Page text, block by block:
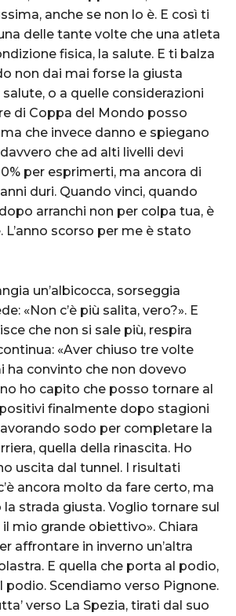
anche se non lo è. E così ti
delle tante volte che una atleta
fisica, la salute. E ti balza
non dai mai forse la giusta
o a quelle considerazioni
di Coppa del Mondo posso
che invece danno e spiegano
che ad alti livelli devi
per esprimerti, ma ancora di
duri. Quando vinci, quando
arranchi non per colpa tua, è
L’anno scorso per me è stato
un’albicocca, sorseggia
«Non c’è più salita, vero?». E
che non si sale più, respira
«Aver chiuso tre volte
ha convinto che non dovevo
ho capito che posso tornare al
finalmente dopo stagioni
sodo per completare la
quella della rinascita. Ho
uscita dal tunnel. I risultati
ancora molto da fare certo, ma
la strada giusta. Voglio tornare sul
mio grande obiettivo». Chiara
affrontare in inverno un’altra
E quella che porta al podio,
podio. Scendiamo verso Pignone.
verso La Spezia, tirati dal suo